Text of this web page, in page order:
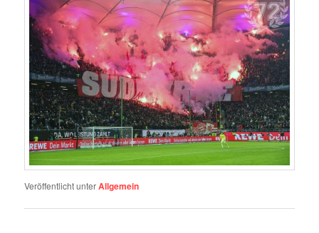
Veröffentlicht unterAllgemein